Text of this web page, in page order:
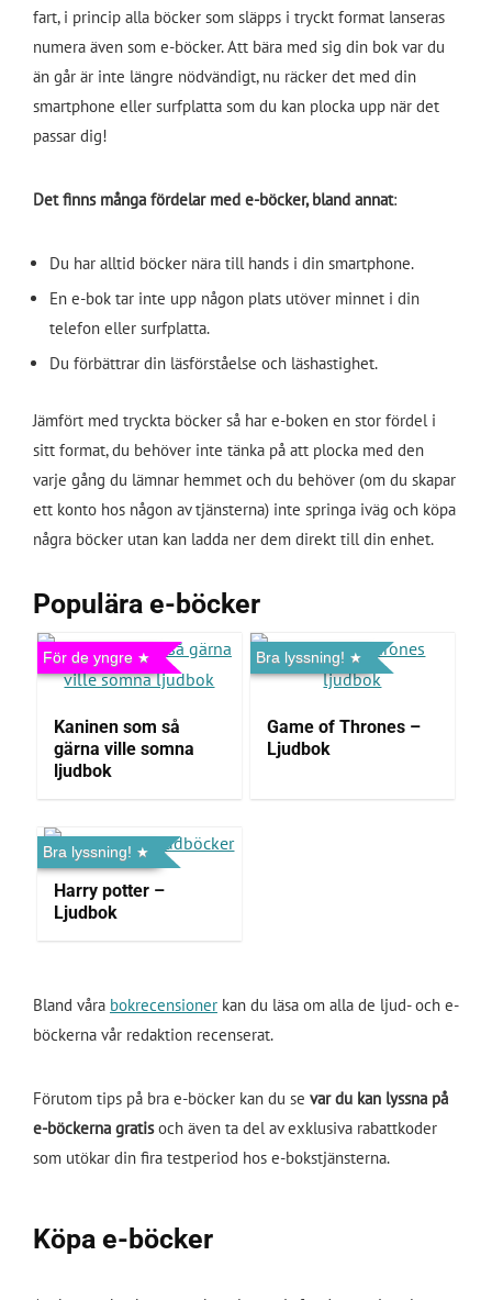
fart, i princip alla böcker som släpps i tryckt format lanseras
numera även som e-böcker. Att bära med sig din bok var du
än går är inte längre nödvändigt, nu räcker det med din
smartphone eller surfplatta som du kan plocka upp när det
passar dig!
Det finns många fördelar med e-böcker, bland annat:
Du har alltid böcker nära till hands i din smartphone.
En e-bok tar inte upp någon plats utöver minnet i din
telefon eller surfplatta.
Du förbättrar din läsförståelse och läshastighet.
Jämfört med tryckta böcker så har e-boken en stor fördel i
sitt format, du behöver inte tänka på att plocka med den
varje gång du lämnar hemmet och du behöver (om du skapar
ett konto hos någon av tjänsterna) inte springa iväg och köpa
några böcker utan kan ladda ner dem direkt till din enhet.
Populära e-böcker
För de yngre
Kaninen som så
gärna ville somna
ljudbok
Bra lyssning!
Game of Thrones –
Ljudbok
Bra lyssning!
Harry potter –
Ljudbok
Bland våra bokrecensioner kan du läsa om alla de ljud- och e-
böckerna vår redaktion recenserat.
Förutom tips på bra e-böcker kan du se var du kan lyssna på
e-böckerna gratisoch även ta del av exklusiva rabattkoder
som utökar din fira testperiod hos e-bokstjänsterna.
Köpa e-böcker